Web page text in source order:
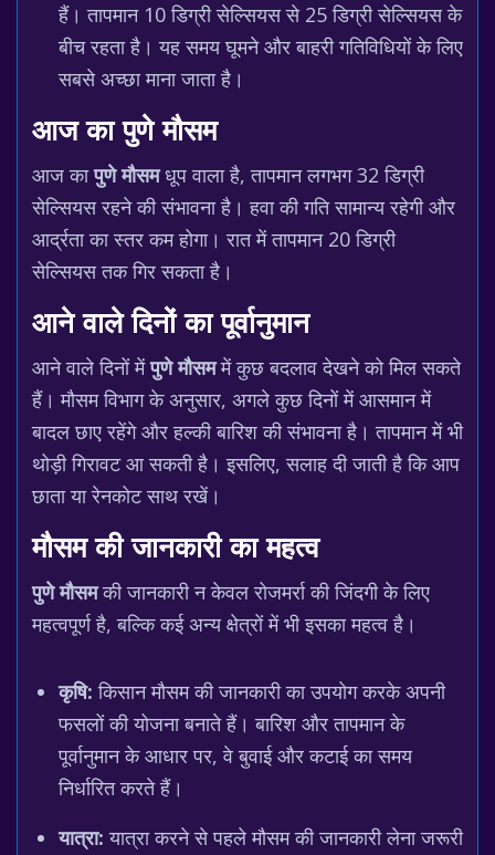
हैं। तापमान 10 डिग्री सेल्सियस से 25 डिग्री सेल्सियस के
बीच रहता है। यह समय घूमने और बाहरी गतिविधियों के लिए
सबसे अच्छा माना जाता है।
आज कापुणे मौसम
आज कापुणे मौसमधूप वाला है, तापमान लगभग 32 डिग्री
सेल्सियस रहने की संभावना है। हवा की गति सामान्य रहेगी और
आर्द्रता का स्तर कम होगा। रात में तापमान 20 डिग्री
सेल्सियस तक गिर सकता है।
आने वाले दिनों का पूर्वानुमान
आने वाले दिनों मेंपुणे मौसममें कुछ बदलाव देखने को मिल सकते
हैं। मौसम विभाग के अनुसार, अगले कुछ दिनों में आसमान में
बादल छाए रहेंगे और हल्की बारिश की संभावना है। तापमान में भी
थोड़ी गिरावट आ सकती है। इसलिए, सलाह दी जाती है कि आप
छाता या रेनकोट साथ रखें।
मौसम की जानकारी का महत्व
पुणे मौसमकी जानकारी न केवल रोजमर्रा की जिंदगी के लिए
महत्वपूर्ण है, बल्कि कई अन्य क्षेत्रों में भी इसका महत्व है।
कृषि: किसान मौसम की जानकारी का उपयोग करके अपनी
फसलों की योजना बनाते हैं। बारिश और तापमान के
पूर्वानुमान के आधार पर, वे बुवाई और कटाई का समय
निर्धारित करते हैं।
यात्रा: यात्रा करने से पहले मौसम की जानकारी लेना जरूरी